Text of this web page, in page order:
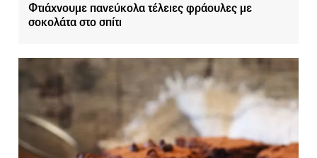
Φτιάχνουμε πανεύκολα τέλειες φράουλες με
σοκολάτα στο σπίτι